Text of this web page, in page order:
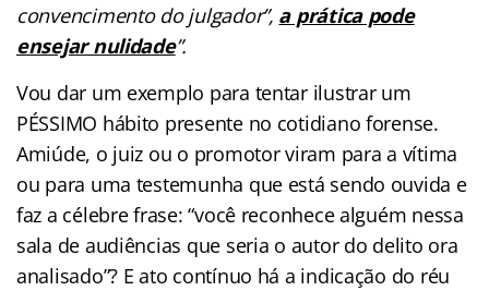
convencimento do julgador”, a prática pode
ensejar nulidade”.
Vou dar um exemplo para tentar ilustrar um
PÉSSIMO hábito presente no cotidiano forense.
Amiúde, o juiz ou o promotor viram para a vítima
ou para uma testemunha que está sendo ouvida e
faz a célebre frase: “você reconhece alguém nessa
sala de audiências que seria o autor do delito ora
analisado”? E ato contínuo há a indicação do réu